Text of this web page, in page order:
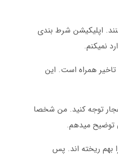
اپلیکیشن شرط بندی
نمیکنم.
همراه است. این
توجه کنید. من شخصا
بهم ریخته اند. پس